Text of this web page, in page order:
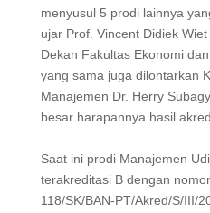
menyusul 5 prodi lainnya
ujar Prof. Vincent Didiek
Dekan Fakultas Ekonomi
yang sama juga dilontarkan
Manajemen Dr. Herry
besar harapannya hasil
Saat ini prodi Manajemen
terakreditasi B dengan
118/SK/BAN-PT/Akred/S/III/